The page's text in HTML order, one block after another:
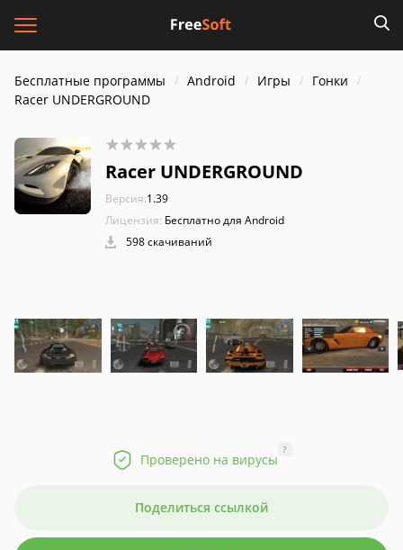
Бесплатные программы Android Игры
Гонки
Racer UNDERGROUND
Racer UNDERGROUND
Версия:1.39
Лицензия: Бесплатно для Android
598 скачиваний
Проверено на вирусы
?
Поделиться ссылкой